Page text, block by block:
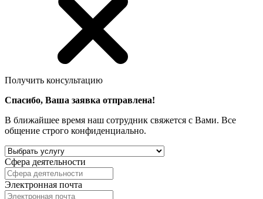
Получить консультацию
Спасибо, Ваша заявка отправлена!
В ближайшее время наш сотрудник свяжется с Вами. Все
общение строго конфиденциально.
Сфера деятельности
Электронная почта